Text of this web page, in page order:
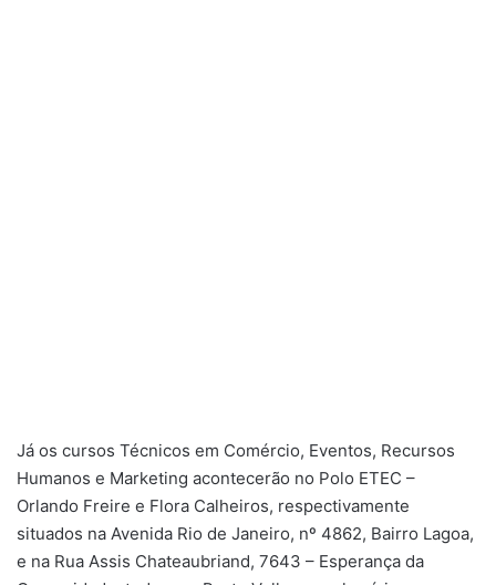
Já os cursos Técnicos em Comércio, Eventos, Recursos
Humanos e Marketing acontecerão no Polo ETEC –
Orlando Freire e Flora Calheiros, respectivamente
situados na Avenida Rio de Janeiro, nº 4862, Bairro Lagoa,
e na Rua Assis Chateaubriand, 7643 – Esperança da